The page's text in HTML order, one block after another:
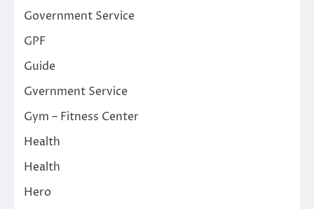
Government Service
GPF
Guide
Gvernment Service
Gym – Fitness Center
Health
Health
Hero